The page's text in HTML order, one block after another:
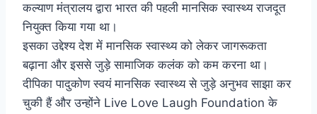
कल्याण मंत्रालय द्वारा भारत की पहली मानसिक स्वास्थ्य राजदूत
नियुक्त किया गया था।
इसका उद्देश्य देश में मानसिक स्वास्थ्य को लेकर जागरूकता
बढ़ाना और इससे जुड़े सामाजिक कलंक को कम करना था।
दीपिका पादुकोण स्वयं मानसिक स्वास्थ्य से जुड़े अनुभव साझा कर
चुकी हैं और उन्होंने Live Love Laugh Foundation के